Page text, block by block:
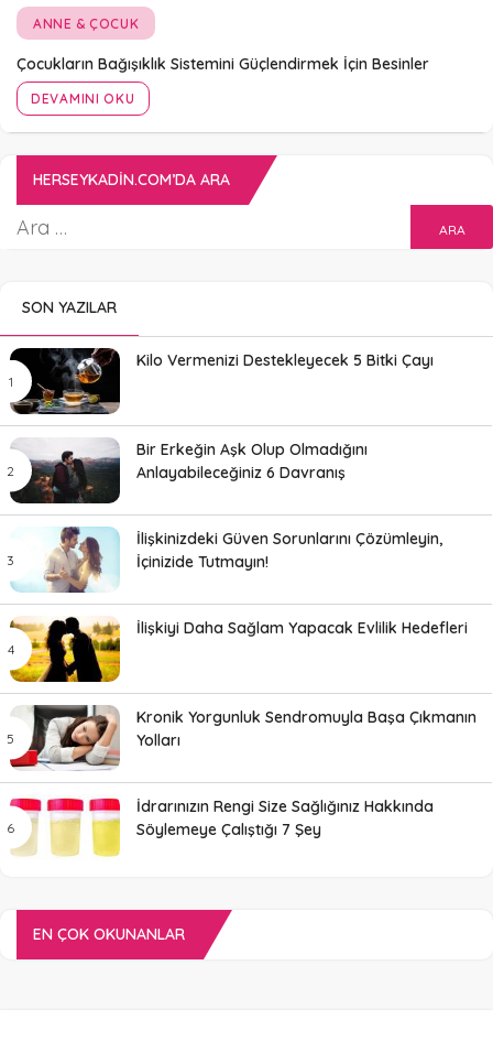
ANNE & ÇOCUK
Çocukların Bağışıklık Sistemini Güçlendirmek İçin Besinler
DEVAMINI OKU
HERSEYKADIN.COM’DA ARA
SON YAZILAR
Kilo Vermenizi Destekleyecek 5 Bitki Çayı
Bir Erkeğin Aşk Olup Olmadığını
Anlayabileceğiniz 6 Davranış
İlişkinizdeki Güven Sorunlarını Çözümleyin,
İçinizide Tutmayın!
İlişkiyi Daha Sağlam Yapacak Evlilik Hedefleri
Kronik Yorgunluk Sendromuyla Başa Çıkmanın
Yolları
İdrarınızın Rengi Size Sağlığınız Hakkında
Söylemeye Çalıştığı 7 Şey
EN ÇOK OKUNANLAR